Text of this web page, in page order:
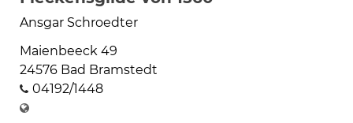
Ansgar Schroedter
Maienbeeck 49
24576 Bad Bramstedt
04192/1448